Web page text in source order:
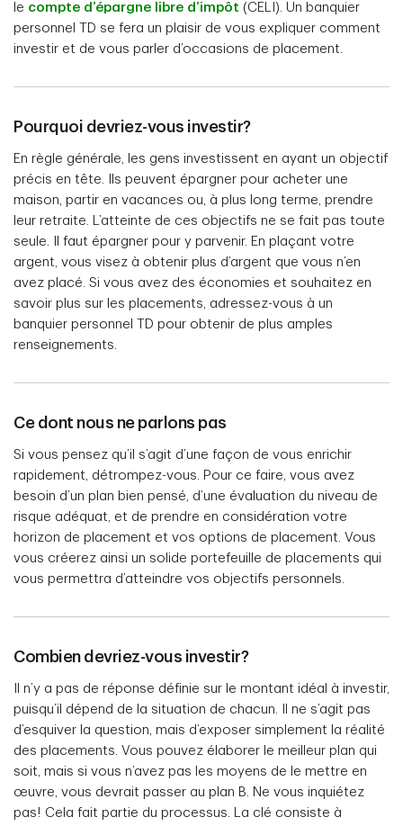
le compte d’épargne libre d’impôt (CELI). Un banquier
personnel TD se fera un plaisir de vous expliquer comment
investir et de vous parler d’occasions de placement.
Pourquoi devriez-vous investir?
En règle générale, les gens investissent en ayant un objectif
précis en tête. Ils peuvent épargner pour acheter une
maison, partir en vacances ou, à plus long terme, prendre
leur retraite. L’atteinte de ces objectifs ne se fait pas toute
seule. Il faut épargner pour y parvenir. En plaçant votre
argent, vous visez à obtenir plus d’argent que vous n’en
avez placé. Si vous avez des économies et souhaitez en
savoir plus sur les placements, adressez-vous à un
banquier personnel TD pour obtenir de plus amples
renseignements.
Ce dont nous ne parlons pas
Si vous pensez qu’il s’agit d’une façon de vous enrichir
rapidement, détrompez-vous. Pour ce faire, vous avez
besoin d’un plan bien pensé, d’une évaluation du niveau de
risque adéquat, et de prendre en considération votre
horizon de placement et vos options de placement. Vous
vous créerez ainsi un solide portefeuille de placements qui
vous permettra d’atteindre vos objectifs personnels.
Combien devriez-vous investir?
Il n’y a pas de réponse définie sur le montant idéal à investir,
puisqu’il dépend de la situation de chacun. Il ne s’agit pas
d’esquiver la question, mais d’exposer simplement la réalité
des placements. Vous pouvez élaborer le meilleur plan qui
soit, mais si vous n’avez pas les moyens de le mettre en
œuvre, vous devrait passer au plan B. Ne vous inquiétez
pas! Cela fait partie du processus. La clé consiste à